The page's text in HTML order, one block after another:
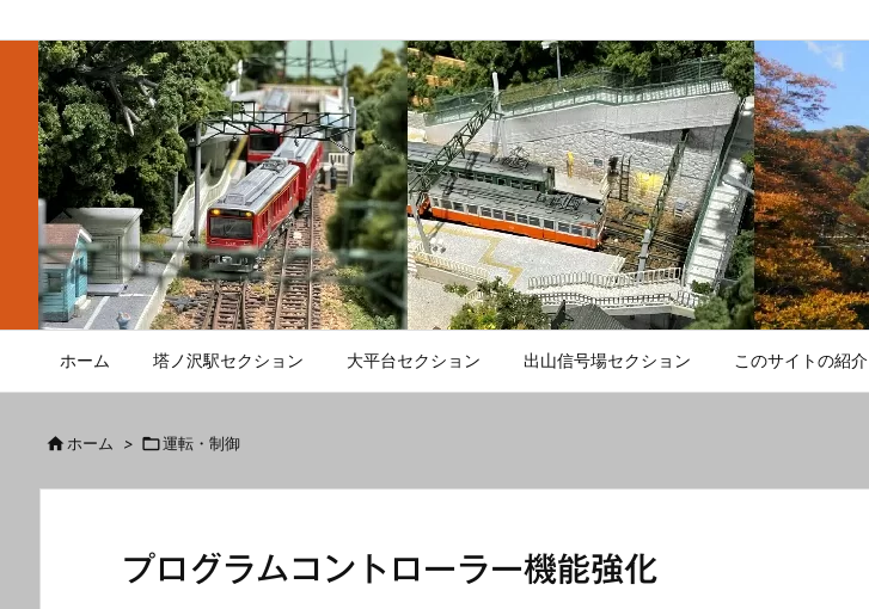
ホーム 塔ノ沢駅セクション 大平台セクション 出山信号場セクション このサイトの紹介
 ホーム > 運転・制御
プログラムコントローラー機能強化